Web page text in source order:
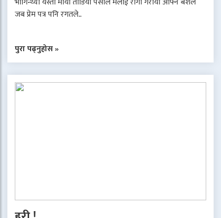
जब प्रेम पत्र पनि रगतले..
पुरा पढ्नुहोस »